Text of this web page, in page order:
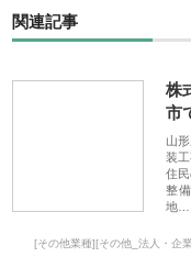
関連記事
株
市
山
装
住
整
地…
[その他業種][その他_法人・企